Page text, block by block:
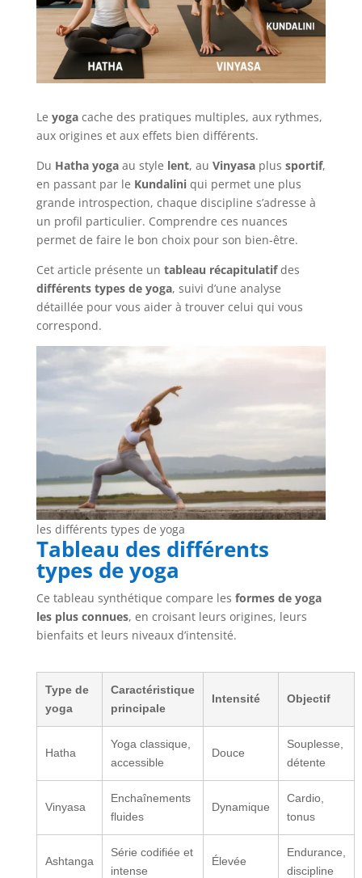
Le yogacache des pratiques multiples, aux rythmes,
aux origines et aux effets bien différents.
Du Hatha yogaau style lent, au Vinyasaplus sportif,
en passant par le Kundaliniqui permet une plus
grande introspection, chaque discipline s’adresse à
un profil particulier. Comprendre ces nuances
permet de faire le bon choix pour son bien-être.
Cet article présente un tableau récapitulatifdes
différents types de yoga, suivi d’une analyse
détaillée pour vous aider à trouver celui qui vous
correspond.
les différents types de yoga
Tableau des différents
types de yoga
Ce tableau synthétique compare les formes de yoga
les plus connues, en croisant leurs origines, leurs
bienfaits et leurs niveaux d’intensité.
Type de
yoga
Caractéristique
principale
Intensité Objectif
Hatha
Yoga classique,
accessible
Douce
Souplesse,
détente
Vinyasa
Enchaînements
fluides
Dynamique
Cardio,
tonus
Ashtanga
Série codifiée et
intense
Élevée
Endurance,
discipline